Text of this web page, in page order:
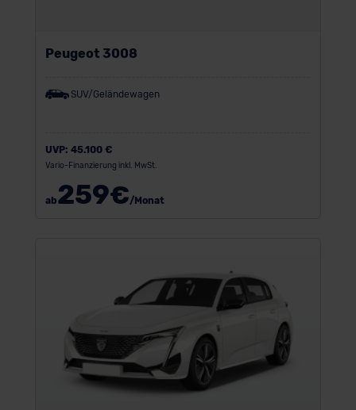
Peugeot 3008
SUV/Geländewagen
UVP: 45.100 €
Vario-Finanzierung inkl. MwSt.
ab259€/Monat